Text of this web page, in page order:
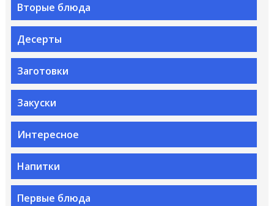
Вторые блюда
Десерты
Заготовки
Закуски
Интересное
Напитки
Первые блюда